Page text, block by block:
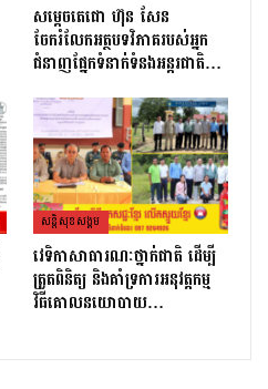
សម្តេចតេជោ ហ៊ុន សែន
ចែករំលែកអត្ថបទវិភាគរបស់អ្នក
ជំនាញផ្នែកទំនាក់ទំនងអន្តរជាតិ…
សន្តិសុខសង្គម
វេទិកាសាធារណៈថ្នាក់ជាតិ ដើម្បី
ត្រួតពិនិត្យ និងគាំទ្រការអនុវត្តកម្ម
វិធីគោលនយោបាយ…